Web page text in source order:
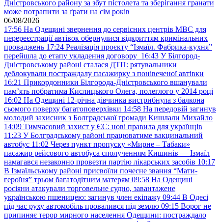
Дністровського району за збут пістолета та зберігання гранати
може потрапити за ґрати на сім років
06/08/2026
17:56 На Одещині звернення до сервісних центрів МВС для
перереєстрації автівок обернулися відкриттям кримінальних
проваджень 17:24 Реалізація проєкту “Ізмаїл. Фабрика-кухня”
перейшла до етапу укладення договору 16:43 У Білгород-
Дністровському районі сталася ДТП: рятувальники
деблокували постраждалу пасажирку з понівеченої автівки
16:21 Прикордонники Білгорода-Дністровського вшанували
пам’ять побратима Кислицького Олега, полеглого у 2014 році
16:02 На Одещині 12-річна дівчинка вистрибнула з балкона
сьомого поверху багатоповерхівки 14:58 На передовій загинув
молодий захисник з Болградської громади Кишлали Михайло
14:09 Тимчасовий захист у ЄС: нові правила для українців
11:23 У Болградському районі працюватиме вакцинальний
автобус 11:02 Через пункт пропуску «Мирне – Табаки»
пасажир рейсового автобуса сполученням Кишинів — Ізмаїл
намагався незаконно провезти партію лікарських засобів 10:17
В Ізмаїльському районі присвоїли почесне звання “Мати-
героїня” трьом багатодітним матерям 09:58 На Одещині
росіяни атакували торговельне судно, завантажене
українською пшеницею: загинув член екіпажу 09:44 В Одесі
під час руху автомобіль провалився під землю 09:15 Ворог не
припиняє терор мирного населення Одещини: постраждало